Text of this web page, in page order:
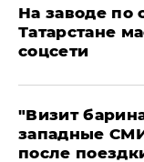
На заводе по
Татарстане
соцсети
"Визит
западные
после